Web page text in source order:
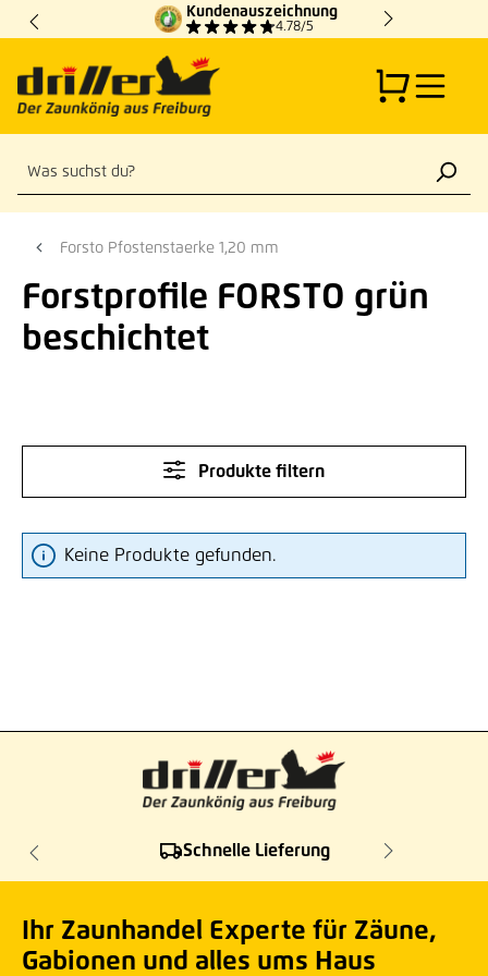
Zum Hauptinhalt springen
Kundenauszeichnung
4.78/5
Forsto Pfostenstaerke 1,20 mm
Forstprofile FORSTO grün
beschichtet
Produkte filtern
Keine Produkte gefunden.
Schnelle Lieferung
Ihr Zaunhandel Experte für Zäune,
Gabionen und alles ums Haus